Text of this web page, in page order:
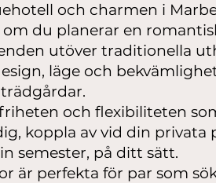
och charmen i
om du planerar en
utöver traditionella
läge och
och flexibiliteten
koppla av vid din
semester, på ditt sätt.
är perfekta för par som